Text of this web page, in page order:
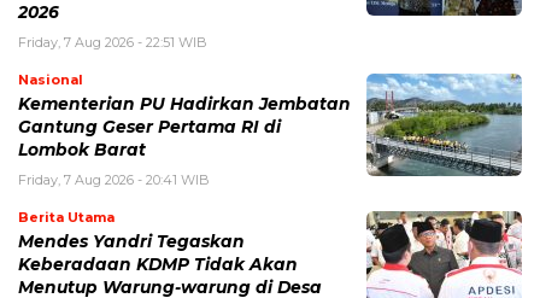
2026
Friday, 7 Aug 2026 - 22:51 WIB
Nasional
Kementerian PU Hadirkan Jembatan
Gantung Geser Pertama RI di
Lombok Barat
Friday, 7 Aug 2026 - 20:41 WIB
Berita Utama
Mendes Yandri Tegaskan
Keberadaan KDMP Tidak Akan
Menutup Warung-warung di Desa